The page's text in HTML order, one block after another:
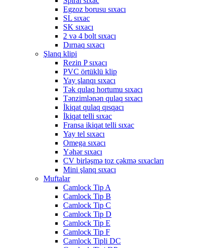
Egzoz borusu sıxacı
SL sıxac
SK sıxacı
2 və 4 bolt sıxacı
Dırnaq sıxacı
Şlanq klipi
Rezin P sıxacı
PVC örtüklü klip
Yay şlanqı sıxacı
Tək qulaq hortumu sıxacı
Tənzimlənən qulaq sıxacı
İkiqat qulaq qısqacı
İkiqat telli sıxac
Fransa ikiqat telli sıxac
Yay tel sıxacı
Omega sıxacı
Yəhər sıxacı
CV birləşmə toz çəkmə sıxacları
Mini şlanq sıxacı
Muftalar
Camlock Tip A
Camlock Tip B
Camlock Tip C
Camlock Tip D
Camlock Tip E
Camlock Tip F
Camlock Tipli DC